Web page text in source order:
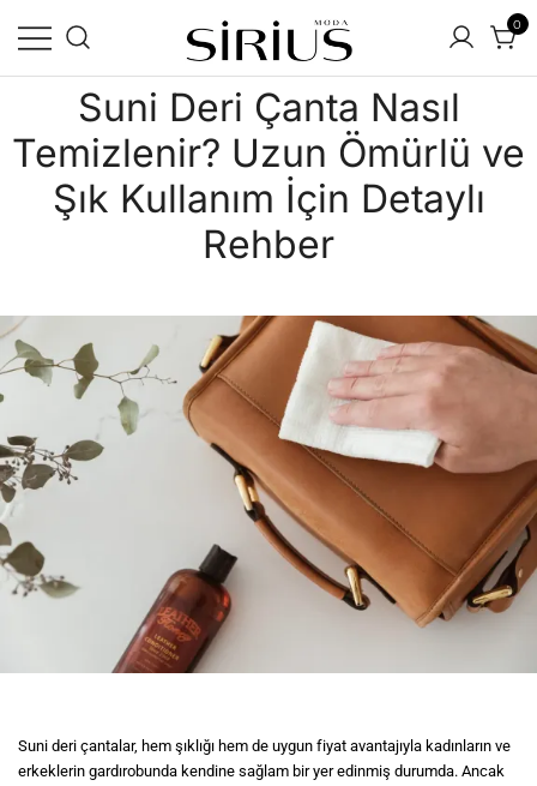
Sirius Moda | Yeni Sezon
Uygun Fiyatlı Online Alışveriş
Sitesi
Ortamın En Parlak Yıldızı Siz Olun
0
Sirius Moda
Suni Deri Çanta Nasıl
Temizlenir? Uzun Ömürlü ve
Şık Kullanım İçin Detaylı
Rehber
Suni deri çantalar, hem şıklığı hem de uygun fiyat avantajıyla kadınların ve
erkeklerin gardırobunda kendine sağlam bir yer edinmiş durumda. Ancak